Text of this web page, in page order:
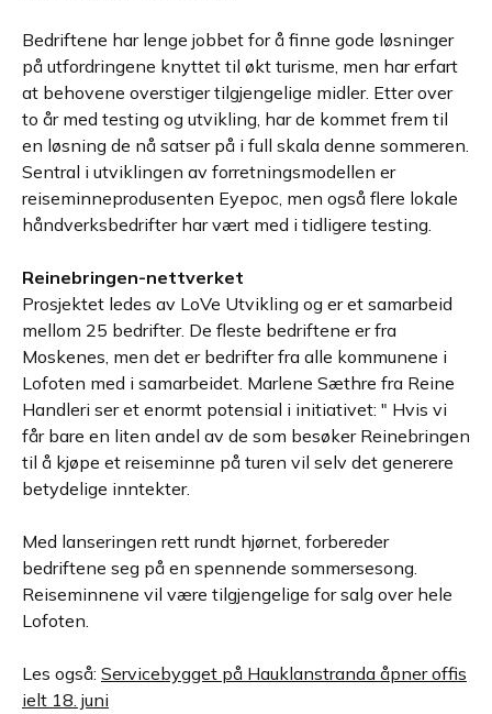
Bedriftene har lenge jobbet for å finne gode løsninger
på utfordringene knyttet til økt turisme, men har erfart
at behovene overstiger tilgjengelige midler. Etter over
to år med testing og utvikling, har de kommet frem til
en løsning de nå satser på i full skala denne sommeren.
Sentral i utviklingen av forretningsmodellen er
reiseminneprodusenten Eyepoc, men også flere lokale
håndverksbedrifter har vært med i tidligere testing.
Reinebringen-nettverket
Prosjektet ledes av LoVe Utvikling og er et samarbeid
mellom 25 bedrifter. De fleste bedriftene er fra
Moskenes, men det er bedrifter fra alle kommunene i
Lofoten med i samarbeidet. Marlene Sæthre fra Reine
Handleri ser et enormt potensial i initiativet: " Hvis vi
får bare en liten andel av de som besøker Reinebringen
til å kjøpe et reiseminne på turen vil selv det generere
betydelige inntekter.
Med lanseringen rett rundt hjørnet, forbereder
bedriftene seg på en spennende sommersesong.
Reiseminnene vil være tilgjengelige for salg over hele
Lofoten.
Les også: Servicebygget på Hauklanstranda åpner offis
ielt 18. juni